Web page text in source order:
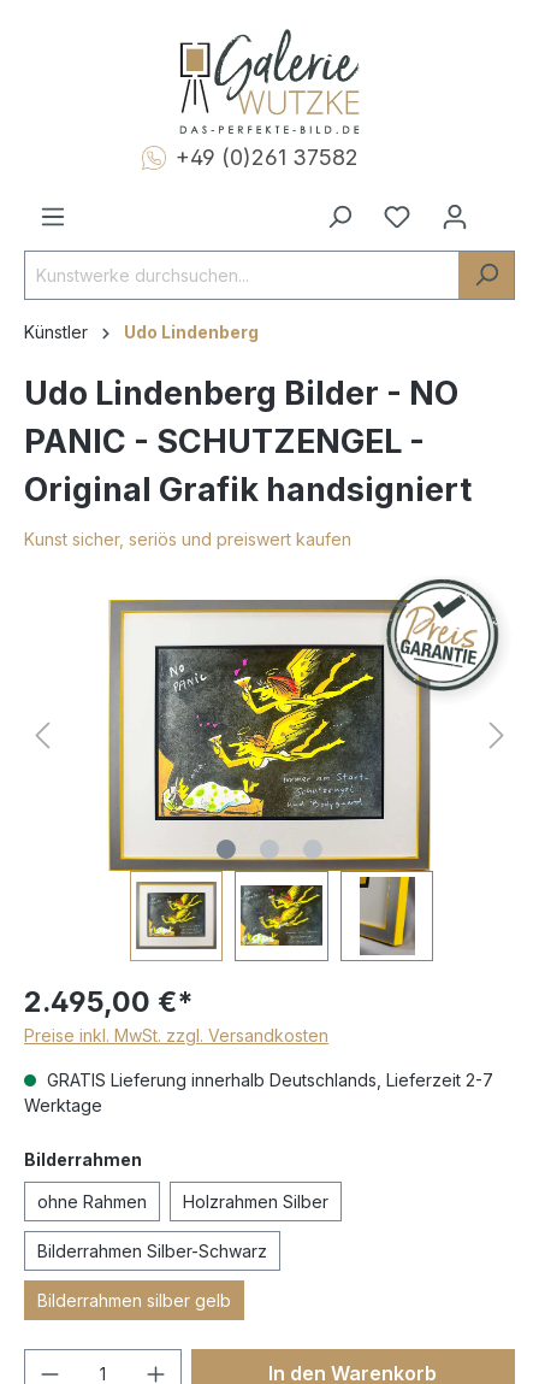
+49 (0)261 37582
Künstler Udo Lindenberg
Udo Lindenberg Bilder - NO
PANIC - SCHUTZENGEL -
Original Grafik handsigniert
Kunst sicher, seriös und preiswert kaufen
2.495,00 €*
Preise inkl. MwSt. zzgl. Versandkosten
GRATIS Lieferung innerhalb Deutschlands, Lieferzeit 2-7
Werktage
Bilderrahmen
ohne Rahmen Holzrahmen Silber
Bilderrahmen Silber-Schwarz
Bilderrahmen silber gelb
In den Warenkorb